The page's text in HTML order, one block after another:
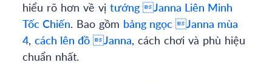
hiểu rõ hơn về vị tướng Janna Liên Minh
Tốc Chiến. Bao gồm bảng ngọc Janna mùa
4, cách lên đồ Janna, cách chơi và phù hiệu
chuẩn nhất.